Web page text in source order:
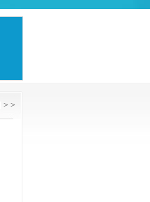
> >